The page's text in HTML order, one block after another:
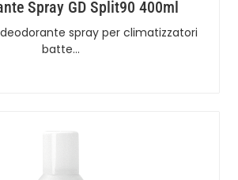
Spray GD Split90 400ml
spray per climatizzatori
batte…